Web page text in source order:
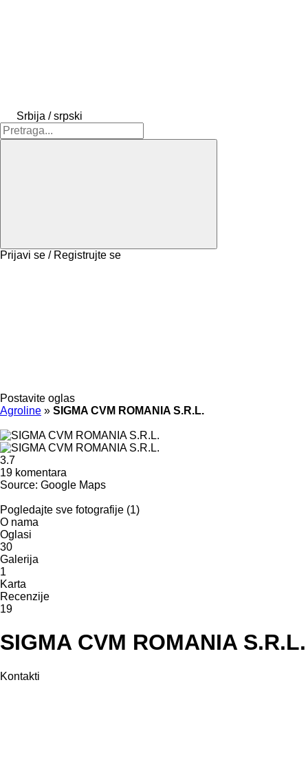
Srbija / srpski
Prijavi se / Registrujte se
Postavite oglas
Agroline » SIGMA CVM ROMANIA S.R.L.
3.7
19 komentara
Source: Google Maps
Pogledajte sve fotografije (1)
O nama
Oglasi
30
Galerija
1
Karta
Recenzije
19
SIGMA CVM ROMANIA S.R.L.
Kontakti